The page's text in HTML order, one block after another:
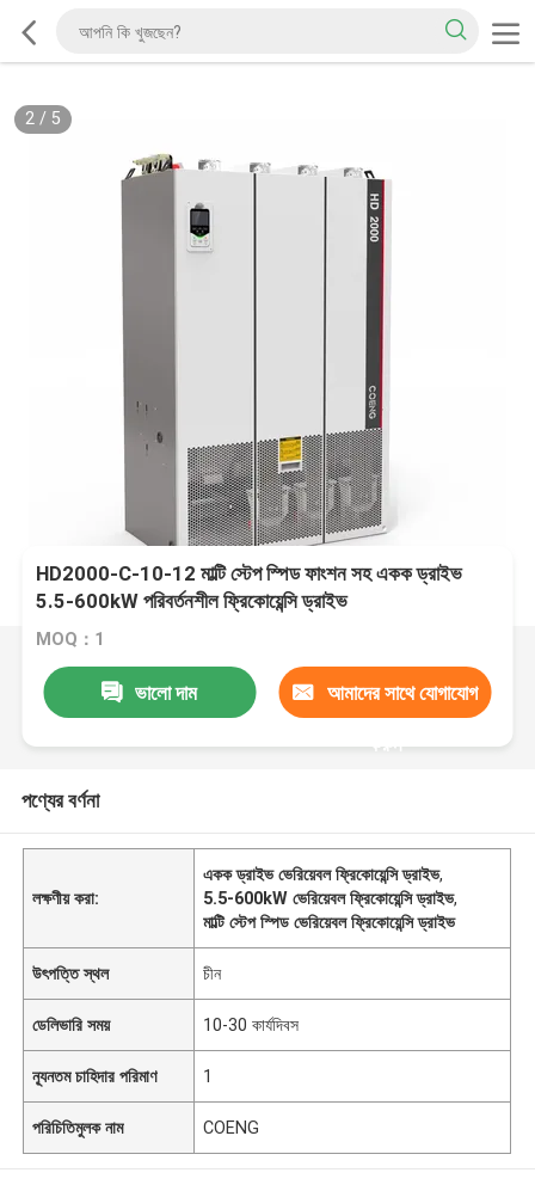
2/ 5
HD2000-C-10-12 মাল্টি স্টেপ স্পিড ফাংশন সহ একক ড্রাইভ
5.5-600kW পরিবর্তনশীল ফ্রিকোয়েন্সি ড্রাইভ
MOQ：1
ভালো দাম আমাদের সাথে যোগাযোগ
করুন
পণ্যের বর্ণনা
লক্ষণীয় করা:
একক ড্রাইভ ভেরিয়েবল ফ্রিকোয়েন্সি ড্রাইভ,
5.5-600kW ভেরিয়েবল ফ্রিকোয়েন্সি ড্রাইভ,
মাল্টি স্টেপ স্পিড ভেরিয়েবল ফ্রিকোয়েন্সি ড্রাইভ
উৎপত্তি স্থল চীন
ডেলিভারি সময় 10-30 কার্যদিবস
ন্যূনতম চাহিদার পরিমাণ 1
পরিচিতিমুলক নাম COENG